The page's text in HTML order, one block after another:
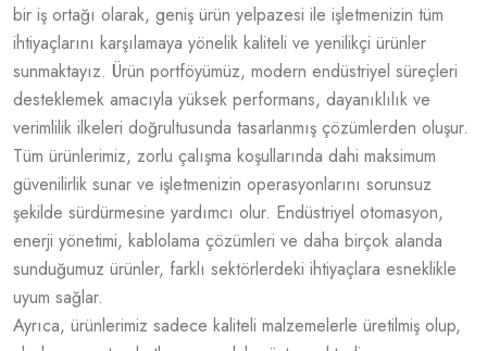
bir iş ortağı olarak, geniş ürün yelpazesi ile işletmenizin tüm
ihtiyaçlarını karşılamaya yönelik kaliteli ve yenilikçi ürünler
sunmaktayız. Ürün portföyümüz, modern endüstriyel süreçleri
desteklemek amacıyla yüksek performans, dayanıklılık ve
verimlilik ilkeleri doğrultusunda tasarlanmış çözümlerden oluşur.
Tüm ürünlerimiz, zorlu çalışma koşullarında dahi maksimum
güvenilirlik sunar ve işletmenizin operasyonlarını sorunsuz
şekilde sürdürmesine yardımcı olur. Endüstriyel otomasyon,
enerji yönetimi, kablolama çözümleri ve daha birçok alanda
sunduğumuz ürünler, farklı sektörlerdeki ihtiyaçlara esneklikle
uyum sağlar.
Ayrıca, ürünlerimiz sadece kaliteli malzemelerle üretilmiş olup,